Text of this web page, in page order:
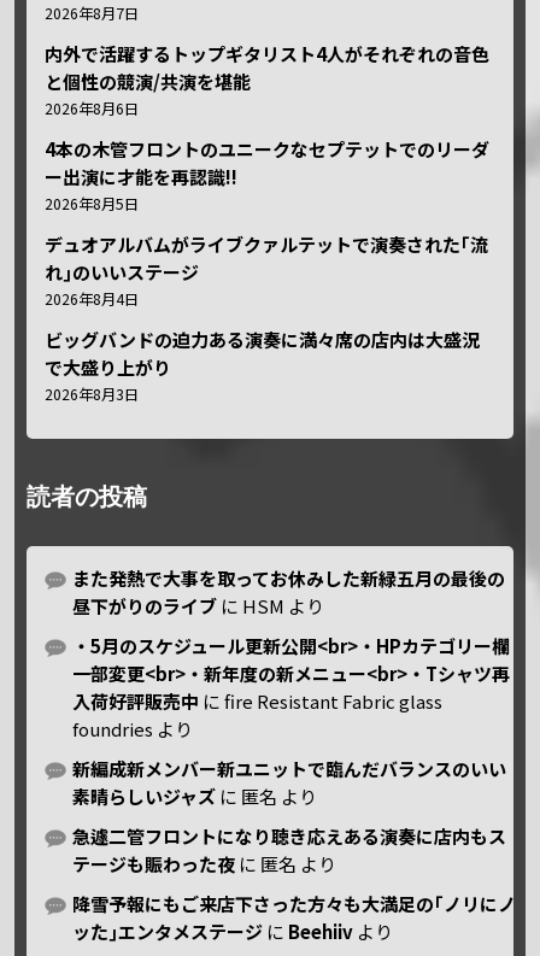
2026年8月7日
内外で活躍するトップギタリスト4人がそれぞれの音色
と個性の競演/共演を堪能
2026年8月6日
4本の木管フロントのユニークなセプテットでのリーダ
ー出演に才能を再認識!!
2026年8月5日
デュオアルバムがライブクァルテットで演奏された｢流
れ｣のいいステージ
2026年8月4日
ビッグバンドの迫力ある演奏に満々席の店内は大盛況
で大盛り上がり
2026年8月3日
読者の投稿
また発熱で大事を取ってお休みした新緑五月の最後の
昼下がりのライブ に HSM より
・5月のスケジュール更新公開<br>・HPカテゴリー欄
一部変更<br>・新年度の新メニュー<br>・Tシャツ再
入荷好評販売中 にfire Resistant Fabric glass
foundries より
新編成新メンバー新ユニットで臨んだバランスのいい
素晴らしいジャズ に 匿名 より
急遽二管フロントになり聴き応えある演奏に店内もス
テージも賑わった夜 に 匿名 より
降雪予報にもご来店下さった方々も大満足の｢ノリにノ
ッた｣エンタメステージ に Beehiiv より